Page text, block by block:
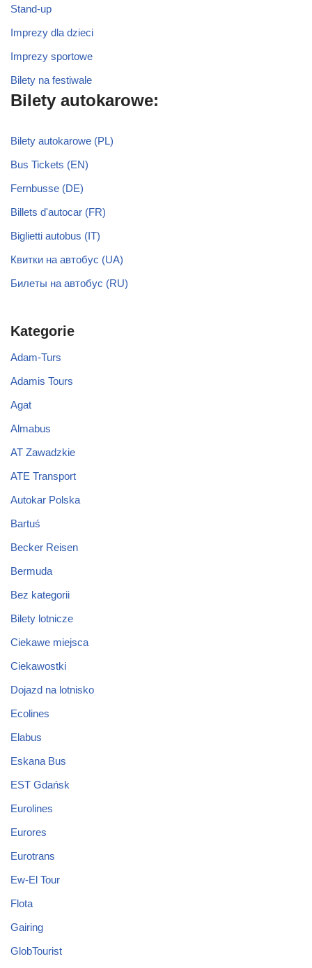
Stand-up
Imprezy dla dzieci
Imprezy sportowe
Bilety na festiwale
Bilety autokarowe:
Bilety autokarowe (PL)
Bus Tickets (EN)
Fernbusse (DE)
Billets d'autocar (FR)
Biglietti autobus (IT)
Квитки на автобус (UA)
Билеты на автобус (RU)
Kategorie
Adam-Turs
Adamis Tours
Agat
Almabus
AT Zawadzkie
ATE Transport
Autokar Polska
Bartuś
Becker Reisen
Bermuda
Bez kategorii
Bilety lotnicze
Ciekawe miejsca
Ciekawostki
Dojazd na lotnisko
Ecolines
Elabus
Eskana Bus
EST Gdańsk
Eurolines
Eurores
Eurotrans
Ew-El Tour
Flota
Gairing
GlobTourist